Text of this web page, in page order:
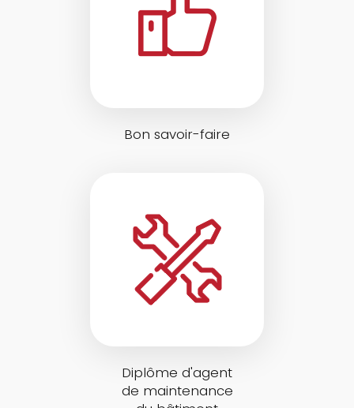
Bon savoir-faire
Diplôme d'agent
de maintenance